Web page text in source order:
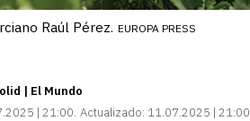
Raúl Pérez. EUROPA PRESS
| El Mundo
| 21:00 Actualizado: 11.07.2025 | 21:00